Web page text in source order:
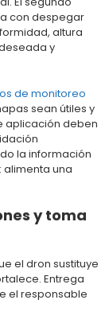
con despegar
altura
y
de monitoreo
sean útiles y
aplicación deben
la información
alimenta una
y toma
el dron sustituye
Entrega
el responsable